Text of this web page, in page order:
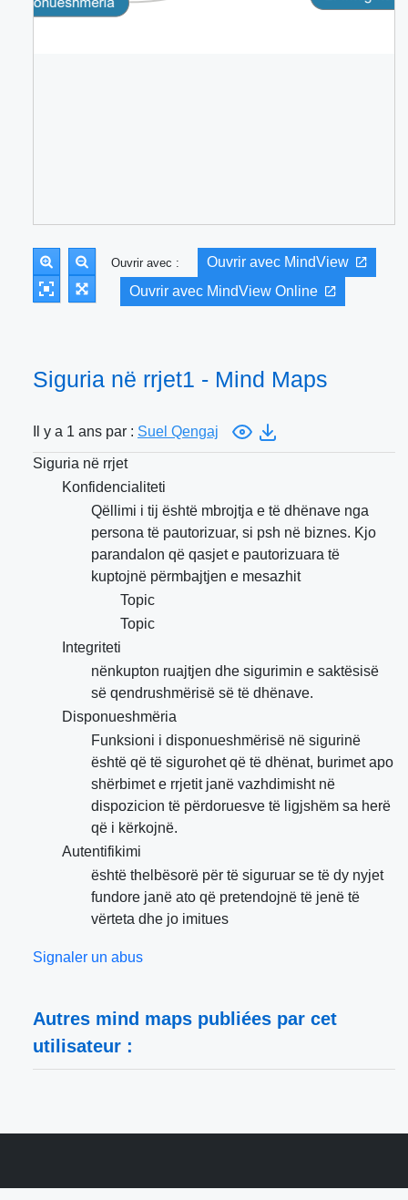
Ouvrir avec :
Ouvrir avec MindView
Ouvrir avec MindView Online
Siguria në rrjet1 - Mind Maps
Il y a 1 ans par : Suel Qengaj
Siguria në rrjet
Konfidencialiteti
Qëllimi i tij është mbrojtja e të dhënave nga
persona të pautorizuar, si psh në biznes. Kjo
parandalon që qasjet e pautorizuara të
kuptojnë përmbajtjen e mesazhit
Topic
Topic
Integriteti
nënkupton ruajtjen dhe sigurimin e saktësisë
së qendrushmërisë së të dhënave.
Disponueshmëria
Funksioni i disponueshmërisë në sigurinë
është që të sigurohet që të dhënat, burimet apo
shërbimet e rrjetit janë vazhdimisht në
dispozicion të përdoruesve të ligjshëm sa herë
që i kërkojnë.
Autentifikimi
është thelbësorë për të siguruar se të dy nyjet
fundore janë ato që pretendojnë të jenë të
vërteta dhe jo imitues
Signaler un abus
Autres mind maps publiées par cet
utilisateur :